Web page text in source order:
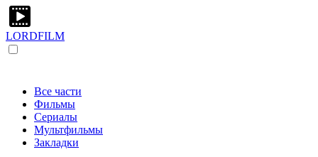
LORDFILM
Все части
Фильмы
Сериалы
Мультфильмы
Закладки